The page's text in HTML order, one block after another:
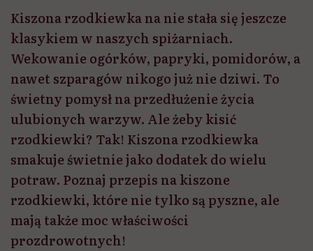
Kiszona rzodkiewka na nie stała się jeszcze
klasykiem w naszych spiżarniach.
Wekowanie ogórków, papryki, pomidorów, a
nawet szparagów nikogo już nie dziwi. To
świetny pomysł na przedłużenie życia
ulubionych warzyw. Ale żeby kisić
rzodkiewki? Tak! Kiszona rzodkiewka
smakuje świetnie jako dodatek do wielu
potraw. Poznaj przepis na kiszone
rzodkiewki, które nie tylko są pyszne, ale
mają także moc właściwości
prozdrowotnych!